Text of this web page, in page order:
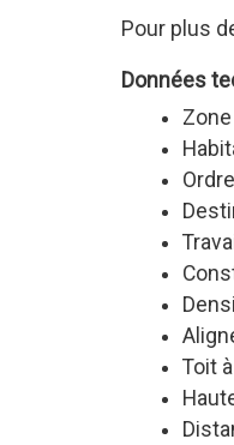
Pour plus
Données
Toit